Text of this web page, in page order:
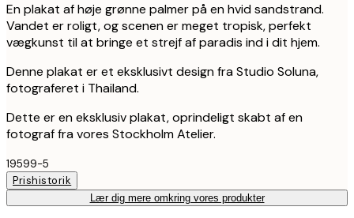
En plakat af høje grønne palmer på en hvid sandstrand.
Vandet er roligt, og scenen er meget tropisk, perfekt
vægkunst til at bringe et strejf af paradis ind i dit hjem.
Denne plakat er et eksklusivt design fra Studio Soluna,
fotograferet i Thailand.
Dette er en eksklusiv plakat, oprindeligt skabt af en
fotograf fra vores Stockholm Atelier.
19599-5
Prishistorik
Lær dig mere omkring vores produkter